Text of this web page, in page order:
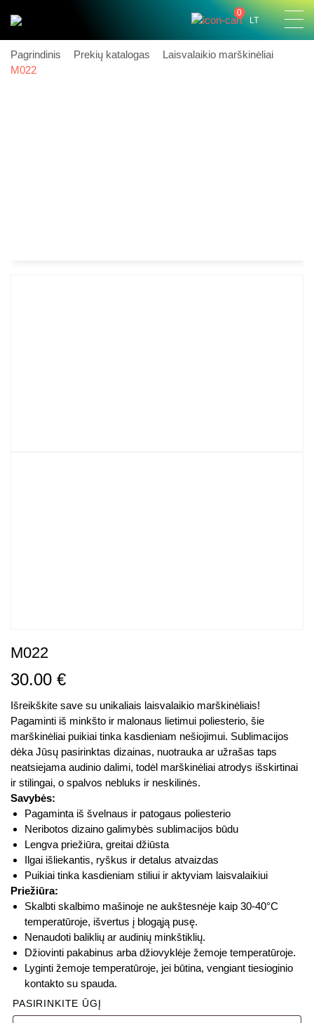
0
LT
Pagrindinis Prekių katalogas
Laisvalaikio marškinėliai
M022
M022
30.00 €
Išreikškite save su unikaliais laisvalaikio marškinėliais!
Pagaminti iš minkšto ir malonaus lietimui poliesterio, šie
marškinėliai puikiai tinka kasdieniam nešiojimui. Sublimacijos
dėka Jūsų pasirinktas dizainas, nuotrauka ar užrašas taps
neatsiejama audinio dalimi, todėl marškinėliai atrodys išskirtinai
ir stilingai, o spalvos nebluks ir neskilinės.
Savybės:
Pagaminta iš švelnaus ir patogaus poliesterio
Neribotos dizaino galimybės sublimacijos būdu
Lengva priežiūra, greitai džiūsta
Ilgai išliekantis, ryškus ir detalus atvaizdas
Puikiai tinka kasdieniam stiliui ir aktyviam laisvalaikiui
Priežiūra:
Skalbti skalbimo mašinoje ne aukštesnėje kaip 30-40°C
temperatūroje, išvertus į blogąją pusę.
Nenaudoti baliklių ar audinių minkštiklių.
Džiovinti pakabinus arba džiovyklėje žemoje temperatūroje.
Lyginti žemoje temperatūroje, jei būtina, vengiant tiesioginio
kontakto su spauda.
PASIRINKITE ŪGĮ